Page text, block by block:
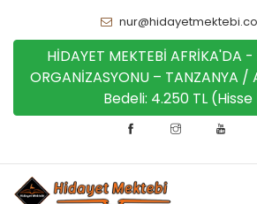
HİDAYET MEKTEBİ AFRİKA'DA
ORGANİZASYONU – TANZANYA
Bedeli: 4.250 TL (Hisse